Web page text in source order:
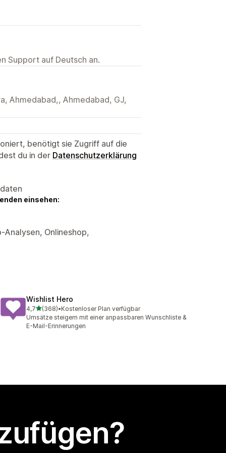
Support auf Deutsch an.
Ahmedabad,, Ahmedabad, GJ,
benötigt sie Zugriff auf die
du in der Datenschutzerklärung
einsehen:
Analysen, Onlineshop,
Wishlist Hero
4,7von 5 Sternen
(368)
368 Rezensionen insgesamt
•Kostenloser Plan verfügbar
Umsätze steigern mit einer anpassbaren Wunschliste &
E-Mail-Erinnerungen